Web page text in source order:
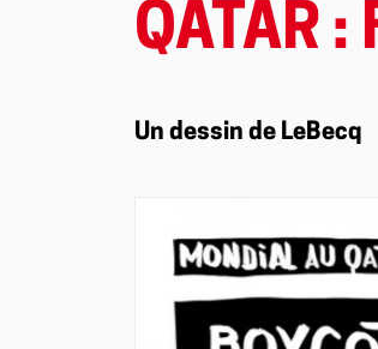
QATAR :
Un dessin de LeBecq